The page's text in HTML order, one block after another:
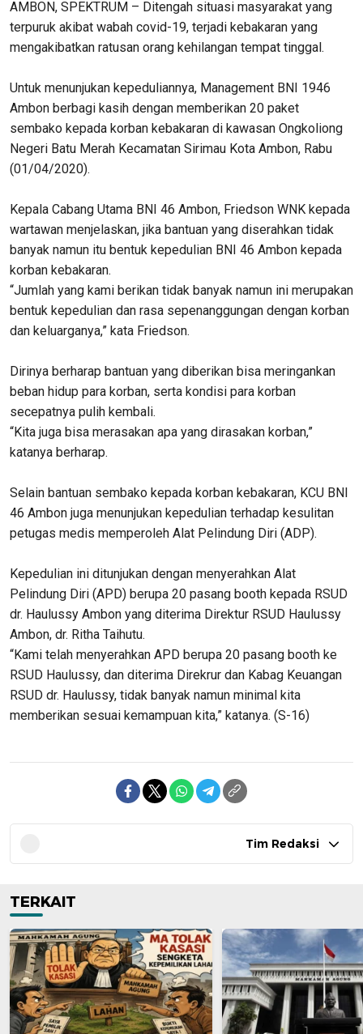
AMBON, SPEKTRUM – Ditengah situasi masyarakat yang
terpuruk akibat wabah covid-19, terjadi kebakaran yang
mengakibatkan ratusan orang kehilangan tempat tinggal.
Untuk menunjukan kepeduliannya, Management BNI 1946
Ambon berbagi kasih dengan memberikan 20 paket
sembako kepada korban kebakaran di kawasan Ongkoliong
Negeri Batu Merah Kecamatan Sirimau Kota Ambon, Rabu
(01/04/2020).
Kepala Cabang Utama BNI 46 Ambon, Friedson WNK kepada
wartawan menjelaskan, jika bantuan yang diserahkan tidak
banyak namun itu bentuk kepedulian BNI 46 Ambon kepada
korban kebakaran.
“Jumlah yang kami berikan tidak banyak namun ini merupakan
bentuk kepedulian dan rasa sepenanggungan dengan korban
dan keluarganya,” kata Friedson.
Dirinya berharap bantuan yang diberikan bisa meringankan
beban hidup para korban, serta kondisi para korban
secepatnya pulih kembali.
“Kita juga bisa merasakan apa yang dirasakan korban,”
katanya berharap.
Selain bantuan sembako kepada korban kebakaran, KCU BNI
46 Ambon juga menunjukan kepedulian terhadap kesulitan
petugas medis memperoleh Alat Pelindung Diri (ADP).
Kepedulian ini ditunjukan dengan menyerahkan Alat
Pelindung Diri (APD) berupa 20 pasang booth kepada RSUD
dr. Haulussy Ambon yang diterima Direktur RSUD Haulussy
Ambon, dr. Ritha Taihutu.
“Kami telah menyerahkan APD berupa 20 pasang booth ke
RSUD Haulussy, dan diterima Direkrur dan Kabag Keuangan
RSUD dr. Haulussy, tidak banyak namun minimal kita
memberikan sesuai kemampuan kita,” katanya. (S-16)
Tim Redaksi
TERKAIT